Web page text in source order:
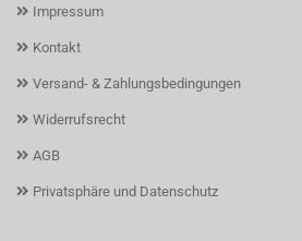
Impressum
Kontakt
Versand- & Zahlungsbedingungen
Widerrufsrecht
AGB
Privatsphäre und Datenschutz